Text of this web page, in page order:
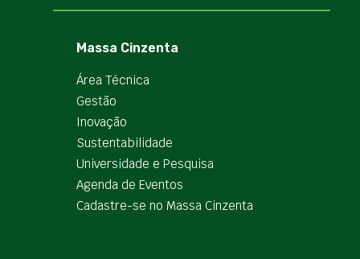
Massa Cinzenta
Área Técnica
Gestão
Inovação
Sustentabilidade
Universidade e Pesquisa
Agenda de Eventos
Cadastre-se no Massa Cinzenta